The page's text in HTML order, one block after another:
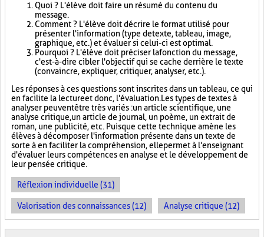
Quoi ? L'élève doit faire un résumé du contenu du
message.
Comment ? L'élève doit décrire le format utilisé pour
présenter l'information (type de texte, tableau, image,
graphique, etc.) et évaluer si celui-ci est optimal.
Pourquoi ? L'élève doit préciser la fonction du message,
c'est-à-dire cibler l'objectif qui se cache derrière le texte
(convaincre, expliquer, critiquer, analyser, etc.).
Les réponses à ces questions sont inscrites dans un tableau, ce qui
en facilite la lecture et donc, l'évaluation. Les types de textes à
analyser peuvent être très variés : un article scientifique, une
analyse critique, un article de journal, un poème, un extrait de
roman, une publicité, etc. Puisque cette technique amène les
élèves à décomposer l'information présente dans un texte de
sorte à en faciliter la compréhension, elle permet à l'enseignant
d'évaluer leurs compétences en analyse et le développement de
leur pensée critique.
Réflexion individuelle (31)
Valorisation des connaissances (12) Analyse critique (12)